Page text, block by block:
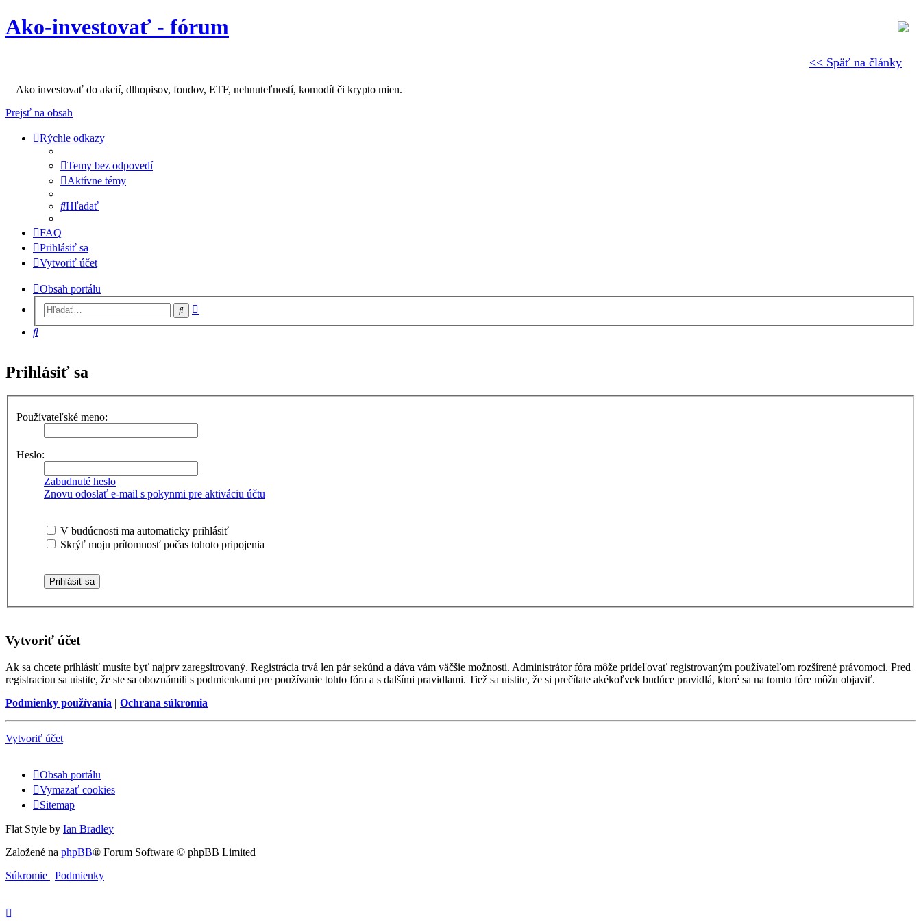
<< Späť na články
Ako-investovať - fórum
Ako investovať do akcií, dlhopisov, fondov, ETF, nehnuteľností, komodít či krypto mien.
Prejsť na obsah
Rýchle odkazy
Temy bez odpovedí
Aktívne témy
Hľadať
FAQ
Prihlásiť sa
Vytvoriť účet
Obsah portálu
Hľadať
Hľadať
Prihlásiť sa
Používateľské meno:
Heslo:
Zabudnuté heslo
Znovu odoslať e-mail s pokynmi pre aktiváciu účtu
V budúcnosti ma automaticky prihlásiť
Skrýť moju prítomnosť počas tohoto pripojenia
Vytvoriť účet
Ak sa chcete prihlásiť musíte byť najprv zaregsitrovaný. Registrácia trvá len pár sekúnd a dáva vám väčšie možnosti. Administrátor fóra môže prideľovať registrovaným používateľom rozšírené právomoci. Pred
registraciou sa uistite, že ste sa oboznámili s podmienkami pre používanie tohto fóra a s dalšími pravidlami. Tiež sa uistite, že si prečítate akékoľvek budúce pravidlá, ktoré sa na tomto fóre môžu objaviť.
Podmienky používania | Ochrana súkromia
Vytvoriť účet
Obsah portálu
Vymazať cookies
Sitemap
Flat Style by Ian Bradley
Založené na phpBB® Forum Software © phpBB Limited
Súkromie | Podmienky